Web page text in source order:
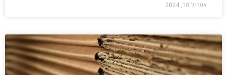
אפריל 10, 2024